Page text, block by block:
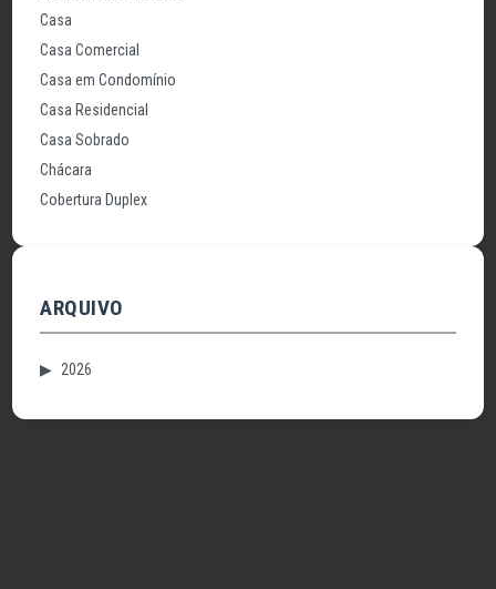
Casa
Casa Comercial
Casa em Condomínio
Casa Residencial
Casa Sobrado
Chácara
Cobertura Duplex
ARQUIVO
▶ 2026